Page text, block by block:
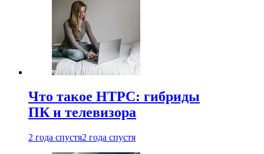
Что такое HTPC: гибриды
ПК и телевизора
2 года спустя2 года спустя